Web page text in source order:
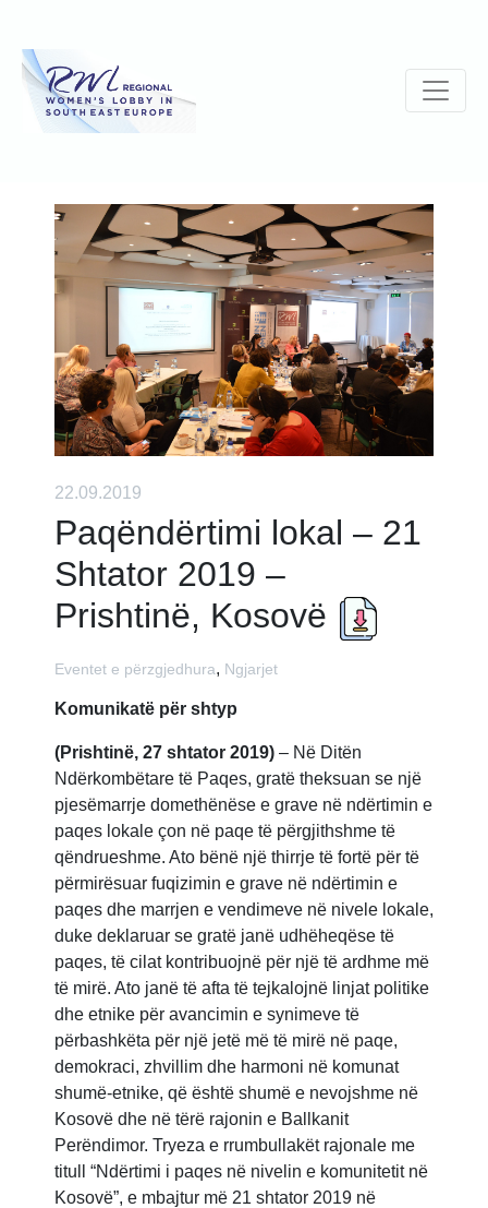
22.09.2019
Paqëndërtimi lokal – 21
Shtator 2019 –
Prishtinë, Kosovë
Eventet e përzgjedhura, Ngjarjet
Komunikatë për shtyp
(Prishtinë, 27 shtator 2019) – Në Ditën
Ndërkombëtare të Paqes, gratë theksuan se një
pjesëmarrje domethënëse e grave në ndërtimin e
paqes lokale çon në paqe të përgjithshme të
qëndrueshme. Ato bënë një thirrje të fortë për të
përmirësuar fuqizimin e grave në ndërtimin e
paqes dhe marrjen e vendimeve në nivele lokale,
duke deklaruar se gratë janë udhëheqëse të
paqes, të cilat kontribuojnë për një të ardhme më
të mirë. Ato janë të afta të tejkalojnë linjat politike
dhe etnike për avancimin e synimeve të
përbashkëta për një jetë më të mirë në paqe,
demokraci, zhvillim dhe harmoni në komunat
shumë-etnike, që është shumë e nevojshme në
Kosovë dhe në tërë rajonin e Ballkanit
Perëndimor. Tryeza e rrumbullakët rajonale me
titull “Ndërtimi i paqes në nivelin e komunitetit në
Kosovë”, e mbajtur më 21 shtator 2019 në